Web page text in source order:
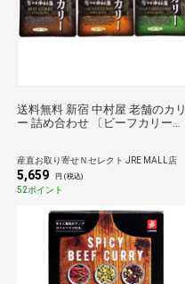
送料無料 新宿 中村屋 老舗のカリ
ー 詰め合わせ 〔ビーフカリー
レー
産直お取り寄せＮセレクト JRE MALL店
5,659 円 (税込)
52ポイント